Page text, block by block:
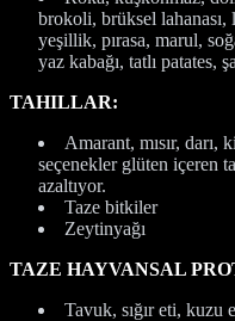
brokoli, brüksel lahanası,
yeşillik, pırasa, marul,
yaz kabağı, tatlı patates,
TAHILLAR:
Amarant, mısır,
seçenekler glüten içeren
azaltıyor.
Taze bitkiler
Zeytinyağı
TAZE HAYVANSAL
Tavuk, sığır eti, kuzu